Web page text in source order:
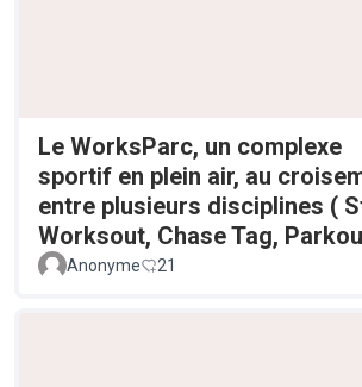
Le WorksParc, un complexe
sportif en plein air, au
entre plusieurs disciplines (
Worksout, Chase Tag,
Anonyme 21